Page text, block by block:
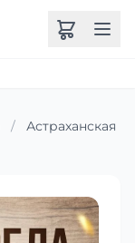
/
Астраханская